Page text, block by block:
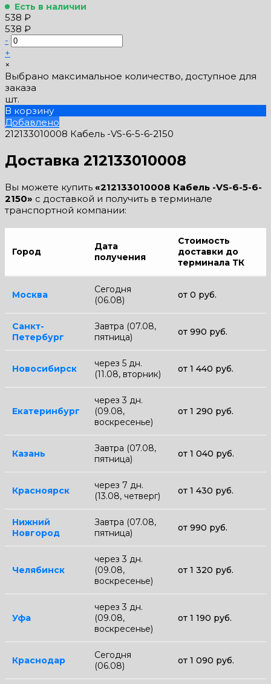
Есть в наличии
538 ₽
538 ₽
-
+
×
Выбрано максимальное количество, доступное для
заказа
шт.
В корзину
Добавлено
212133010008 Кабель -VS-6-5-6-2150
Доставка 212133010008
Вы можете купить «212133010008 Кабель -VS-6-5-6-
2150» с доставкой и получить в терминале
транспортной компании:
Город
Дата
получения
Стоимость
доставки до
терминала ТК
Москва
Сегодня
(06.08)
от 0 руб.
Санкт-
Петербург
Завтра (07.08,
пятница)
от 990 руб.
Новосибирск
через 5 дн.
(11.08, вторник)
от 1 440 руб.
Екатеринбург
через 3 дн.
(09.08,
воскресенье)
от 1 290 руб.
Казань
Завтра (07.08,
пятница)
от 1 040 руб.
Красноярск
через 7 дн.
(13.08, четверг)
от 1 430 руб.
Нижний
Новгород
Завтра (07.08,
пятница)
от 990 руб.
Челябинск
через 3 дн.
(09.08,
воскресенье)
от 1 320 руб.
Уфа
через 3 дн.
(09.08,
воскресенье)
от 1 190 руб.
Краснодар
Сегодня
(06.08)
от 1 090 руб.